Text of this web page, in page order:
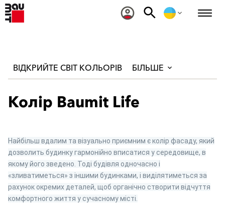
ВІДКРИЙТЕ СВІТ КОЛЬОРІВ БІЛЬШЕ
Колір Baumit Life
Найбільш вдалим та візуально приємним є колір фасаду, який
дозволить будинку гармонійно вписатися у середовище, в
якому його зведено. Тоді будівля одночасно і
«зливатиметься» з іншими будинками, і виділятиметься за
рахунок окремих деталей, щоб органічно створити відчуття
комфортного життя у сучасному місті.